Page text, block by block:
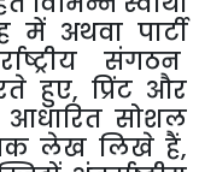
में अथवा पार्टी
संगठन
हुए, प्रिंट और
आधारित सोशल
लेख लिखे हैं,